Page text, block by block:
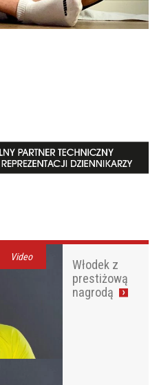
Video
Włodek z
prestiżową
nagrodą